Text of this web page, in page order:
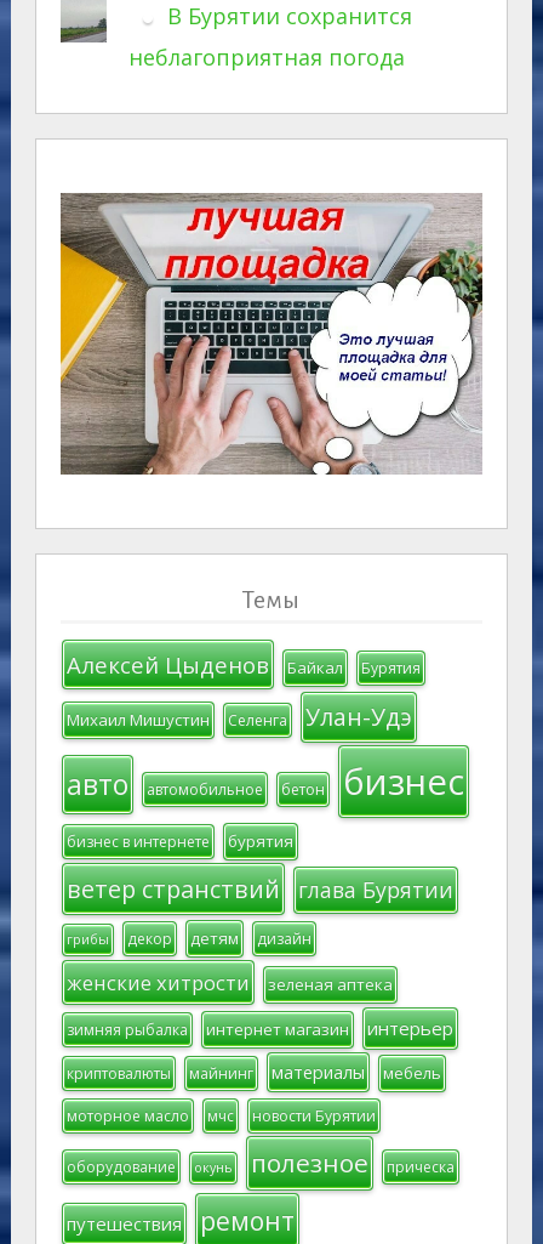
В Бурятии сохранится
неблагоприятная погода
Темы
Алексей Цыденов Байкал Бурятия
Михаил Мишустин Селенга Улан-Удэ
авто автомобильное бетон бизнес
бизнес в интернете бурятия
ветер странствий глава Бурятии
грибы декор детям дизайн
женские хитрости зеленая аптека
зимняя рыбалка интернет магазин интерьер
криптовалюты майнинг материалы мебель
моторное масло мчс новости Бурятии
оборудование окунь полезное прическа
путешествия ремонт